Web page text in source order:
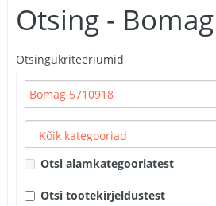
Otsing -
Otsingukriteeriumid
Otsi alamkategooriatest
Otsi tootekirjeldustest